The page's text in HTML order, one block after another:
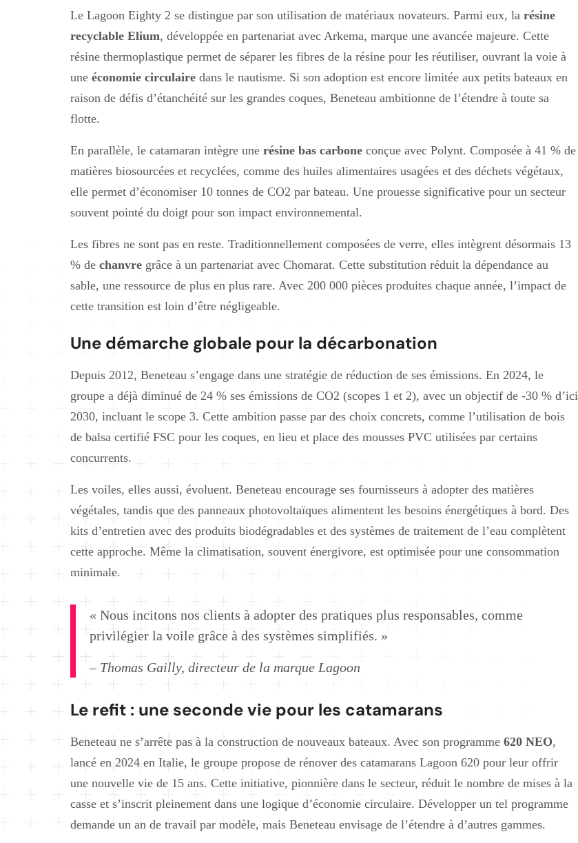
Le Lagoon Eighty 2 se distingue par son utilisation de matériaux novateurs. Parmi eux, la résine
recyclable Elium, développée en partenariat avec Arkema, marque une avancée majeure. Cette
résine thermoplastique permet de séparer les fibres de la résine pour les réutiliser, ouvrant la voie à
une économie circulaire dans le nautisme. Si son adoption est encore limitée aux petits bateaux en
raison de défis d’étanchéité sur les grandes coques, Beneteau ambitionne de l’étendre à toute sa
flotte.
En parallèle, le catamaran intègre une résine bas carbone conçue avec Polynt. Composée à 41 % de
matières biosourcées et recyclées, comme des huiles alimentaires usagées et des déchets végétaux,
elle permet d’économiser 10 tonnes de CO2 par bateau. Une prouesse significative pour un secteur
souvent pointé du doigt pour son impact environnemental.
Les fibres ne sont pas en reste. Traditionnellement composées de verre, elles intègrent désormais 13
% de chanvre grâce à un partenariat avec Chomarat. Cette substitution réduit la dépendance au
sable, une ressource de plus en plus rare. Avec 200 000 pièces produites chaque année, l’impact de
cette transition est loin d’être négligeable.
Une démarche globale pour la décarbonation
Depuis 2012, Beneteau s’engage dans une stratégie de réduction de ses émissions. En 2024, le
groupe a déjà diminué de 24 % ses émissions de CO2 (scopes 1 et 2), avec un objectif de -30 % d’ici
2030, incluant le scope 3. Cette ambition passe par des choix concrets, comme l’utilisation de bois
de balsa certifié FSC pour les coques, en lieu et place des mousses PVC utilisées par certains
concurrents.
Les voiles, elles aussi, évoluent. Beneteau encourage ses fournisseurs à adopter des matières
végétales, tandis que des panneaux photovoltaïques alimentent les besoins énergétiques à bord. Des
kits d’entretien avec des produits biodégradables et des systèmes de traitement de l’eau complètent
cette approche. Même la climatisation, souvent énergivore, est optimisée pour une consommation
minimale.
« Nous incitons nos clients à adopter des pratiques plus responsables, comme
privilégier la voile grâce à des systèmes simplifiés. »
– Thomas Gailly, directeur de la marque Lagoon
Le refit : une seconde vie pour les catamarans
Beneteau ne s’arrête pas à la construction de nouveaux bateaux. Avec son programme 620 NEO,
lancé en 2024 en Italie, le groupe propose de rénover des catamarans Lagoon 620 pour leur offrir
une nouvelle vie de 15 ans. Cette initiative, pionnière dans le secteur, réduit le nombre de mises à la
casse et s’inscrit pleinement dans une logique d’économie circulaire. Développer un tel programme
demande un an de travail par modèle, mais Beneteau envisage de l’étendre à d’autres gammes.